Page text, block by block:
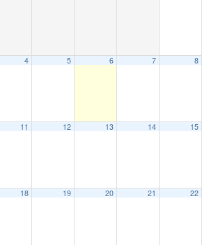
4 5 6 7 8
11 12 13 14 15
18 19 20 21 22